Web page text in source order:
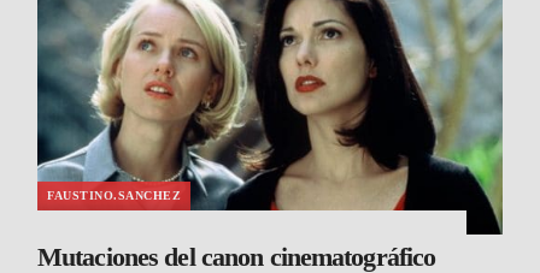
FAUSTINO.SANCHEZ
Mutaciones del canon cinematográfico